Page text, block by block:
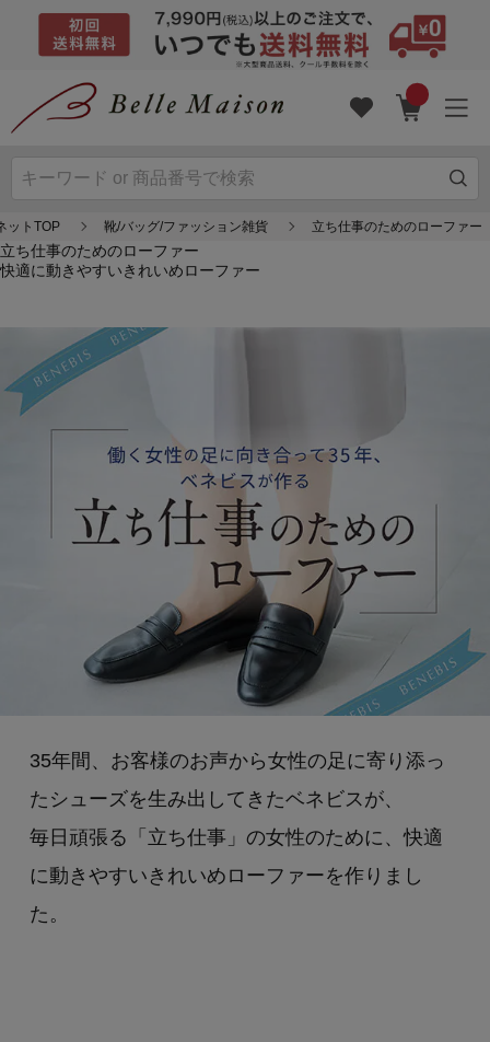
ットTOP 靴/バッグ/ファッション雑貨 立ち仕事のためのローファー
立ち仕事のためのローファー
快適に動きやすいきれいめローファー
35年間、お客様のお声から女性の足に寄り添っ
たシューズを生み出してきたベネビスが、
毎日頑張る「立ち仕事」の女性のために、快適
に動きやすいきれいめローファーを作りまし
た。